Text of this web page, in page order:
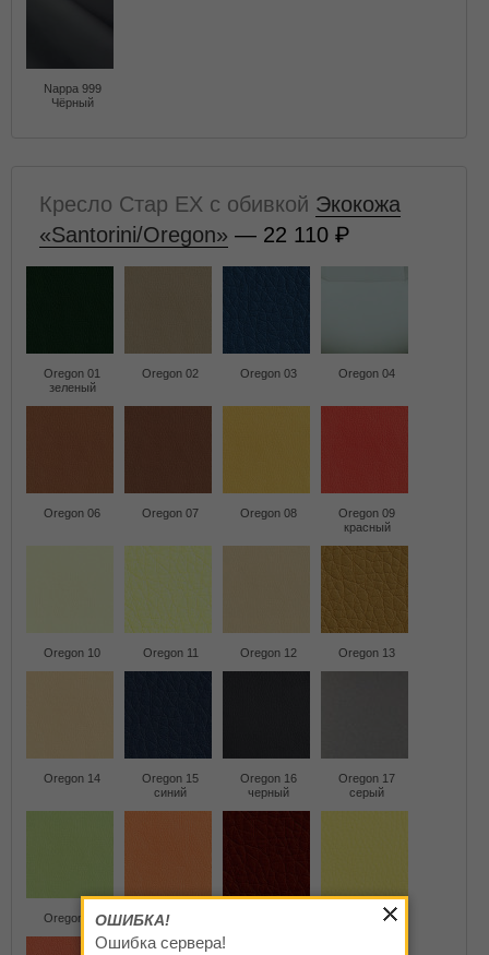
Nappa 999
Чёрный
Кресло Стар EX с обивкой Экокожа
«Santorini/Oregon» — 22 110
Oregon 01
зеленый
Oregon 02 Oregon 03 Oregon 04
Oregon 06 Oregon 07 Oregon 08
Oregon 09
красный
Oregon 10 Oregon 11 Oregon 12 Oregon 13
Oregon 14
Oregon 15
синий
Oregon 16
черный
Oregon 17
серый
Oregon 19 Oregon 20 Oregon 22
ОШИБКА!
Ошибка сервера!